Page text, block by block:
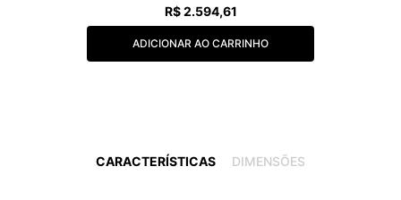
R$ 2.594,61
ADICIONAR AO CARRINHO
CARACTERÍSTICAS DIMENSÕES